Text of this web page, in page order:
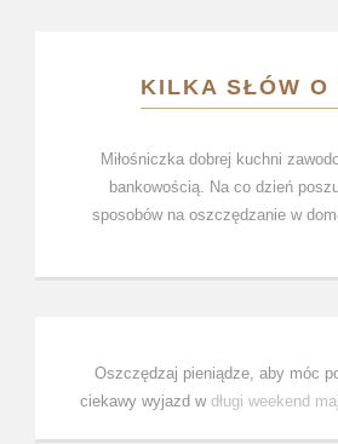
KILKA SŁÓW O
Miłośniczka dobrej kuchni
bankowością. Na co dzień
sposobów na oszczędzanie w
Oszczędzaj pieniądze, aby móc
ciekawy wyjazd w długi weekend